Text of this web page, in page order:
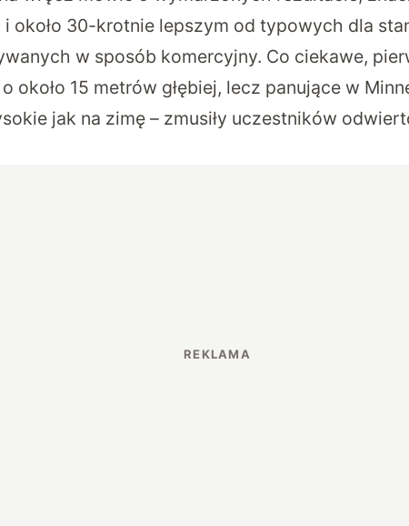
około 30-krotnie lepszym od typowych dla
w sposób komercyjny. Co ciekawe,
około 15 metrów głębiej, lecz panujące w
jak na zimę – zmusiły uczestników